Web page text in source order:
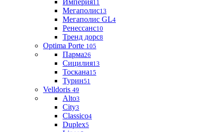
Империя11
Мегаполис13
Мегаполис GL4
Ренессанс10
Тренд дорс8
Optima Porte 105
Парма26
Сицилия13
Тоскана15
Турин51
Velldoris 49
Alto3
City3
Classico4
Duplex5